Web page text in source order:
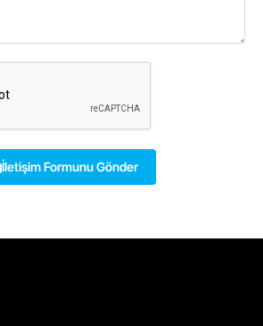
İletişim Formunu Gönder